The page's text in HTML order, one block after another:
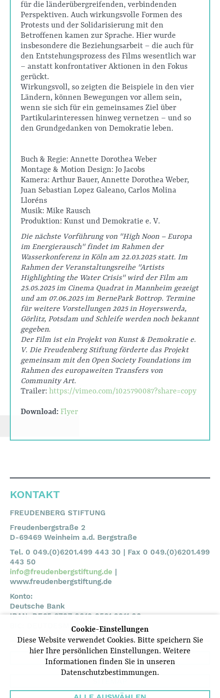
Cookie-Einstellungen
Diese Website verwendet Cookies. Bitte speichern Sie
hier Ihre persönlichen Einstellungen. Weitere
Informationen finden Sie in unseren
Datenschutzbestimmungen.
für die länderübergreifenden, verbindenden
Perspektiven. Auch wirkungsvolle Formen des
Protests und der Solidarisierung mit den
Betroffenen kamen zur Sprache. Hier wurde
insbesondere die Beziehungsarbeit – die auch für
den Entstehungsprozess des Films wesentlich war
– anstatt konfrontativer Aktionen in den Fokus
gerückt.
Wirkungsvoll, so zeigten die Beispiele in den vier
Ländern, können Bewegungen vor allem sein,
wenn sie sich für ein gemeinsames Ziel über
Partikularinteressen hinweg vernetzen – und so
den Grundgedanken von Demokratie leben.
Buch & Regie: Annette Dorothea Weber
Montage & Motion Design: Jo Jacobs
Kamera: Arthur Bauer, Annette Dorothea Weber,
Juan Sebastian Lopez Galeano, Carlos Molina
Lloréns
Musik: Mike Rausch
Produktion: Kunst und Demokratie e. V.
Die nächste Vorführung von "High Noon – Europa
im Energierausch" findet im Rahmen der
Wasserkonferenz in Köln am 22.03.2025 statt. Im
Rahmen der Veranstaltungsreihe "Artists
Highlighting the Water Crisis" wird der Film am
25.05.2025 im Cinema Quadrat in Mannheim gezeigt
und am 07.06.2025 im BernePark Bottrop. Termine
für weitere Vorstellungen 2025 in Hoyerswerda,
Görlitz, Potsdam und Schleife werden noch bekannt
gegeben.
Der Film ist ein Projekt von Kunst & Demokratie e.
V. Die Freudenberg Stiftung förderte das Projekt
gemeinsam mit den Open Society Foundations im
Rahmen des europaweiten Transfers von
Community Art.
Trailer: https://vimeo.com/1025790087?share=copy
Download: Flyer
KONTAKT
FREUDENBERG STIFTUNG
Freudenbergstraße 2
D-69469 Weinheim a.d. Bergstraße
Tel. 0 049.(0)6201.499 443 30 | Fax 0 049.(0)6201.499
443 50
info@freudenbergstiftung.de |
www.freudenbergstiftung.de
Konto:
Deutsche Bank
IBAN: DE65 6707 0010 0581 2011 00
BIC: DEUTDESMXXX
IMPRESSUM